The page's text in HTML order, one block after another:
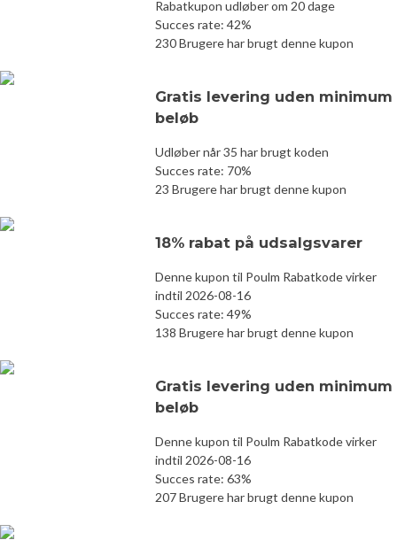
Rabatkupon udløber om 20 dage
Succes rate: 42%
230 Brugere har brugt denne kupon
Gratis levering uden minimum
beløb
Udløber når 35 har brugt koden
Succes rate: 70%
23 Brugere har brugt denne kupon
18% rabat på udsalgsvarer
Denne kupon til Poulm Rabatkode virker
indtil 2026-08-16
Succes rate: 49%
138 Brugere har brugt denne kupon
Gratis levering uden minimum
beløb
Denne kupon til Poulm Rabatkode virker
indtil 2026-08-16
Succes rate: 63%
207 Brugere har brugt denne kupon